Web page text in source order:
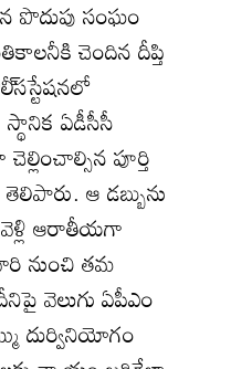
పొదుపు సంఘం
చెందిన దీప్తి
ఏడీసీసీ
పూర్తి
ఆ డబ్బును
ఆరాతీయగా
నుంచి తమ
వెలుగు ఏపీఎం
దుర్వినియోగం